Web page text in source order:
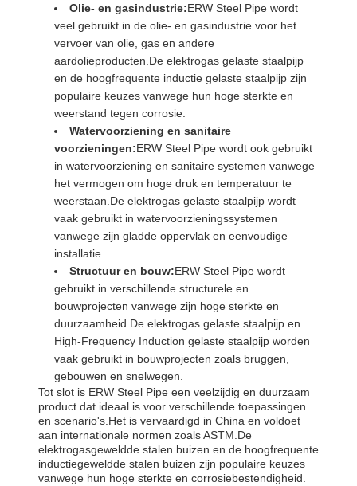
Olie- en gasindustrie:ERW Steel Pipe wordt
veel gebruikt in de olie- en gasindustrie voor het
vervoer van olie, gas en andere
aardolieproducten.De elektrogas gelaste staalpijp
en de hoogfrequente inductie gelaste staalpijp zijn
populaire keuzes vanwege hun hoge sterkte en
weerstand tegen corrosie.
Watervoorziening en sanitaire
voorzieningen:ERW Steel Pipe wordt ook gebruikt
in watervoorziening en sanitaire systemen vanwege
het vermogen om hoge druk en temperatuur te
weerstaan.De elektrogas gelaste staalpijp wordt
vaak gebruikt in watervoorzieningssystemen
vanwege zijn gladde oppervlak en eenvoudige
installatie.
Structuur en bouw:ERW Steel Pipe wordt
gebruikt in verschillende structurele en
bouwprojecten vanwege zijn hoge sterkte en
duurzaamheid.De elektrogas gelaste staalpijp en
High-Frequency Induction gelaste staalpijp worden
vaak gebruikt in bouwprojecten zoals bruggen,
gebouwen en snelwegen.
Tot slot is ERW Steel Pipe een veelzijdig en duurzaam
product dat ideaal is voor verschillende toepassingen
en scenario's.Het is vervaardigd in China en voldoet
aan internationale normen zoals ASTM.De
elektrogasgeweldde stalen buizen en de hoogfrequente
inductiegeweldde stalen buizen zijn populaire keuzes
vanwege hun hoge sterkte en corrosiebestendigheid.